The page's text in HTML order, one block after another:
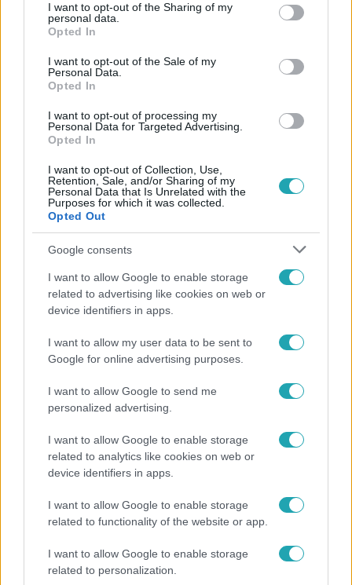
not limited to your visit or usage behaviour. You may click to
grant or deny consent to Google and its third-party tags to
use your data for below specified purposes in below Google
consent section.
I want to opt-out of the Sharing of my
personal data.
Opted In
I want to opt-out of the Sale of my
Personal Data.
Opted In
I want to opt-out of processing my
Personal Data for Targeted Advertising.
Opted In
I want to opt-out of Collection, Use,
Retention, Sale, and/or Sharing of my
Personal Data that Is Unrelated with the
Purposes for which it was collected.
Opted Out
Google consents
I want to allow Google to enable storage
related to advertising like cookies on web or
device identifiers in apps.
I want to allow my user data to be sent to
Google for online advertising purposes.
I want to allow Google to send me
personalized advertising.
I want to allow Google to enable storage
related to analytics like cookies on web or
device identifiers in apps.
I want to allow Google to enable storage
related to functionality of the website or app.
I want to allow Google to enable storage
related to personalization.
Népszerű
Már nagymama, de a fiai is kész férfiak: friss fotón
Szandi fiai